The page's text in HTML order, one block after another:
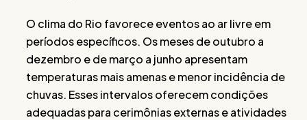
O clima do Rio favorece eventos ao ar livre em
períodos específicos. Os meses de outubro a
dezembro e de março a junho apresentam
temperaturas mais amenas e menor incidência de
chuvas. Esses intervalos oferecem condições
adequadas para cerimônias externas e atividades